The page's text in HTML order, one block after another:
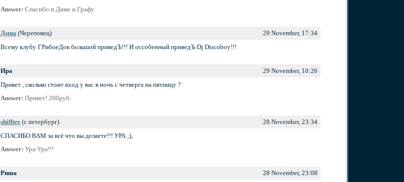
Answer: Спасибо и Диме и Графу
Дмиа (Череповец)
29 November, 17:34
Всему клубу ГРибоеДов большой приведЪ!!! И оссобенный приведЪ Dj Discoboy!!!
Ира
29 November, 10:26
Привет , сколько стоит вход у вас в ночь с четверга на пятницу ?
Answer: Привет! 200руб.
shifftee (с петербург)
28 November, 23:34
СПАСИБО ВАМ за всё что вы делаете!!! УРА ;),
Answer: Ура-Ура!!!
Риша
28 November, 23:08